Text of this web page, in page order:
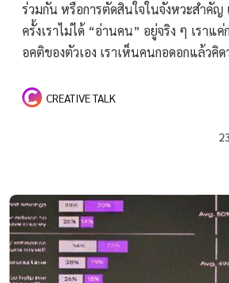
ร่วมกัน หรือการตัดสินใจในจังหวะสำคั
ครั้งเราไม่ได้ “อ่านคน” อยู่จริง ๆ เราแ
อคติของตัวเอง เราเห็นคนกอดอกแล้วคิด
CREATIVE TALK